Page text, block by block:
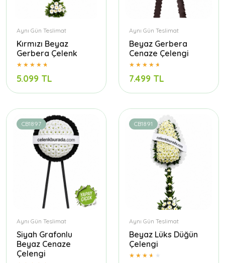
Aynı Gün Teslimat
Kırmızı Beyaz
Gerbera Çelenk
5.099 TL
Aynı Gün Teslimat
Beyaz Gerbera
Cenaze Çelengi
7.499 TL
CB1897
Aynı Gün Teslimat
Siyah Grafonlu
Beyaz Cenaze
Çelengi
CB1891
Aynı Gün Teslimat
Beyaz Lüks Düğün
Çelengi